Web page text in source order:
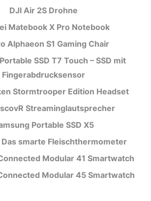
DJI Air 2S Drohne
Matebook X Pro Notebook
Alphaeon S1 Gaming Chair
SSD T7 Touch – SSD mit
Fingerabdrucksensor
Stormtrooper Edition Headset
Streaminglautsprecher
Portable SSD X5
Das smarte Fleischthermometer
Modular 41 Smartwatch
Modular 45 Smartwatch